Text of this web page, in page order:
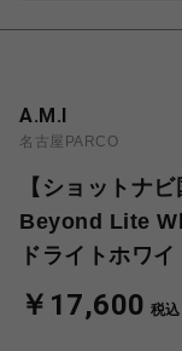
A.M.I
名古屋PARCO
【ショットナ
Beyond Lite
ドライトホワ
￥17,600 税込